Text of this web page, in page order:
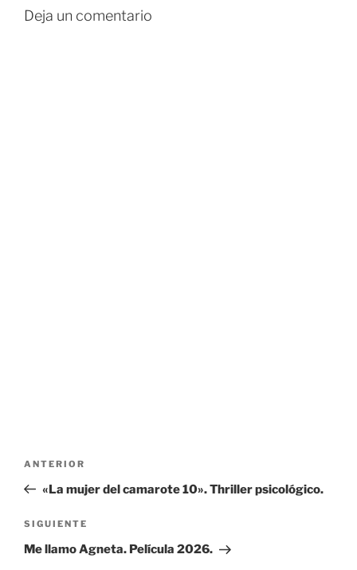
Deja un comentario
entradas
Entrada
anterior:
ANTERIOR
«La mujer del camarote 10». Thriller psicológico.
Siguiente
entrada
SIGUIENTE
Me llamo Agneta. Película 2026.